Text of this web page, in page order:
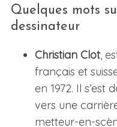
Quelques mots
dessinateur
Christian Clot,
français et
en 1972. Il
vers une
metteur-en-